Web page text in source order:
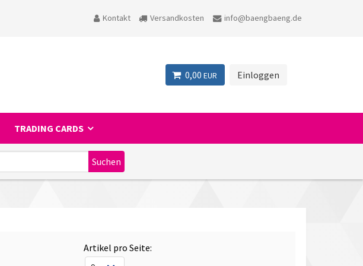
Kontakt Versandkosten info@baengbaeng.de
0,00 EUR Einloggen
TRADING CARDS
Artikel pro Seite: